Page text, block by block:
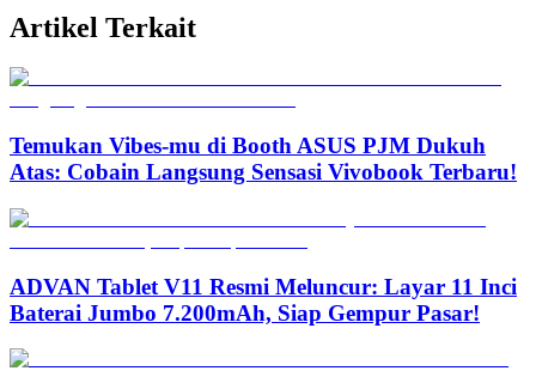
Artikel Terkait
Temukan Vibes-mu di Booth ASUS PJM Dukuh
Atas: Cobain Langsung Sensasi Vivobook Terbaru!
ADVAN Tablet V11 Resmi Meluncur: Layar 11 Inci
Baterai Jumbo 7.200mAh, Siap Gempur Pasar!